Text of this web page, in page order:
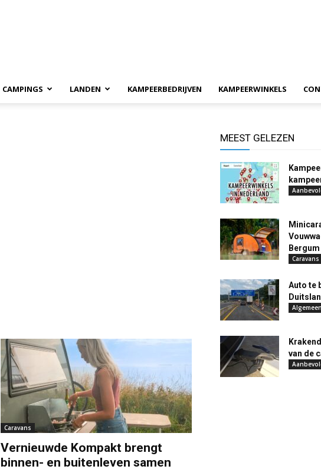
CAMPINGS LANDEN KAMPEERBEDRIJVEN KAMPEERWINKELS
Caravans
Vernieuwde Kompakt brengt
binnen- en buitenleven samen
MEEST GELEZEN
Bergum
Caravans
Auto te
van de